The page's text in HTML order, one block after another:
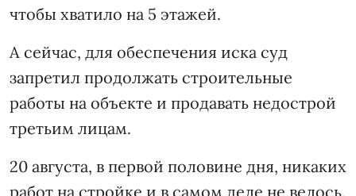
чтобы хватило на 5 этажей.
А сейчас, для обеспечения иска суд
запретил продолжать строительные
работы на объекте и продавать недострой
третьим лицам.
20 августа, в первой половине дня, никаких
работ на стройке и в самом деле не велось.